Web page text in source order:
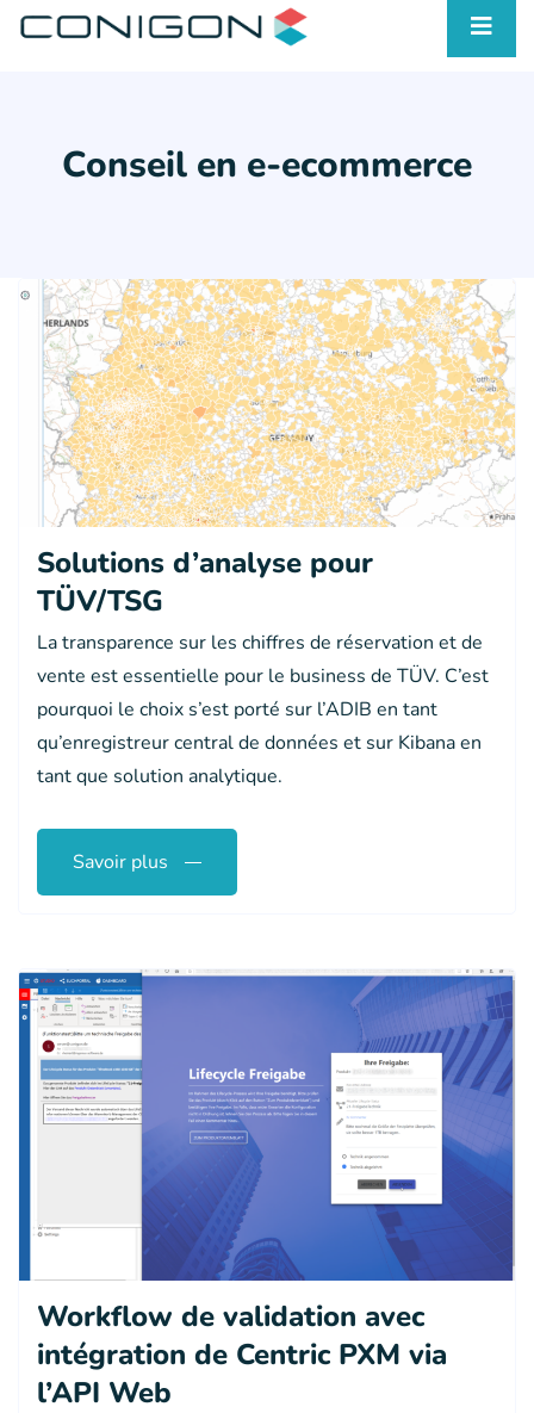
Conseil en e-ecommerce
Solutions d’analyse pour
TÜV/TSG
La transparence sur les chiffres de réservation et de
vente est essentielle pour le business de TÜV. C’est
pourquoi le choix s’est porté sur l’ADIB en tant
qu’enregistreur central de données et sur Kibana en
tant que solution analytique.
Savoir plus
Workflow de validation avec
intégration de Centric PXM via
l’API Web